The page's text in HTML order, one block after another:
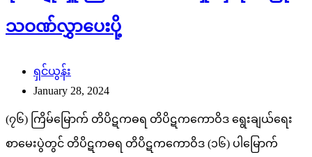
သဝဏ်လွှာပေးပို့
ရှင်ယွန်း
January 28, 2024
(၇၆) ကြိမ်မြောက် တိပိဋကဓရ တိပိဋကကောဝိဒ ရွေးချယ်ရေး
စာမေးပွဲတွင် တိပိဋကဓရ တိပိဋကကောဝိဒ (၁၆) ပါမြောက်